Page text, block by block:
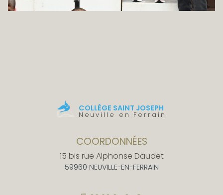
COLLÈGE SAINT JOSEPH
Neuville en Ferrain
COORDONNÉES
15 bis rue Alphonse Daudet
59960 NEUVILLE-EN-FERRAIN